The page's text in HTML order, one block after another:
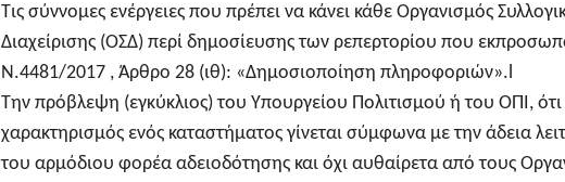
Τις σύννομες ενέργειες που πρέπει να κάνει κάθε Οργανισμός
Διαχείρισης (ΟΣΔ) περί δημοσίευσης των ρεπερτορίου που
Ν.4481/2017 , Άρθρο 28 (ιθ): «Δημοσιοποίηση πληροφοριών».l
Την πρόβλεψη (εγκύκλιος) του Υπουργείου Πολιτισμού ή του ΟΠΙ,
χαρακτηρισμός ενός καταστήματος γίνεται σύμφωνα με την άδεια
του αρμόδιου φορέα αδειοδότησης και όχι αυθαίρετα από τους